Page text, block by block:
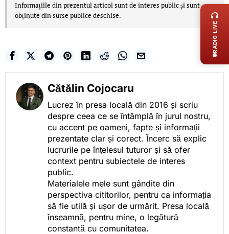
Informațiile din prezentul articol sunt de interes public și sunt
obținute din surse publice deschise.
Cătălin Cojocaru
Lucrez în presa locală din 2016 și scriu
despre ceea ce se întâmplă în jurul nostru,
cu accent pe oameni, fapte și informații
prezentate clar și corect. Încerc să explic
lucrurile pe înțelesul tuturor și să ofer
context pentru subiectele de interes
public.
Materialele mele sunt gândite din
perspectiva cititorilor, pentru ca informația
să fie utilă și ușor de urmărit. Presa locală
înseamnă, pentru mine, o legătură
constantă cu comunitatea.
RADIO LIVE